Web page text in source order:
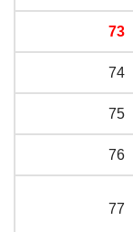
73
74
75
76
77